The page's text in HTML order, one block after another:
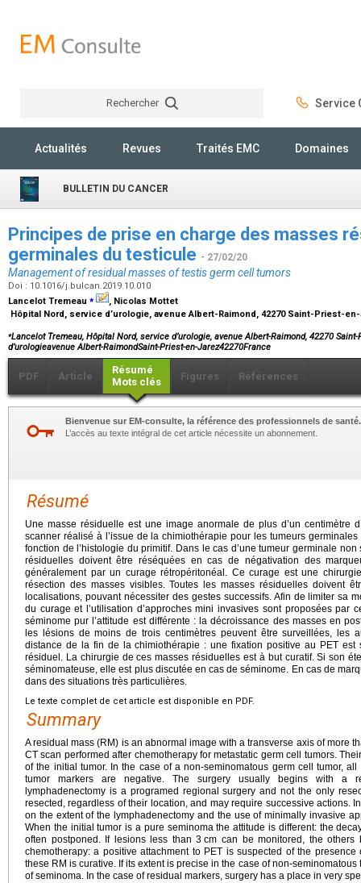
Rechercher Service
Actualités Revues Traités EMC Domaines
BULLETIN DU CANCER
Principes de prise en charge des masses
germinales du testicule - 27/02/20
Management of residual masses of testis germ cell tumors
Doi : 10.1016/j.bulcan.2019.10.010
Lancelot Tremeau ⁎
, Nicolas Mottet
Hôpital Nord, service d’urologie, avenue Albert-Raimond, 42270 Saint-Priest-
⁎Lancelot Tremeau, Hôpital Nord, service d’urologie, avenue Albert-Raimond, 42270
d’urologieavenue Albert-RaimondSaint-Priest-en-Jarez42270France
PDF Article
Résumé
Mots clés
Figures Références
Bienvenue sur EM-consulte, la référence des professionnels de santé.
L’accès au texte intégral de cet article nécessite un abonnement.
Résumé
Une masse résiduelle est une image anormale de plus d’un centimètre
scanner réalisé à l’issue de la chimiothérapie pour les tumeurs
fonction de l’histologie du primitif. Dans le cas d’une tumeur germinale
résiduelles doivent être réséquées en cas de négativation des
généralement par un curage rétropéritonéal. Ce curage est une
résection des masses visibles. Toutes les masses résiduelles doivent
localisations, pouvant nécessiter des gestes successifs. Afin de limiter sa
du curage et l’utilisation d’approches mini invasives sont proposées par
séminome pur l’attitude est différente : la décroissance des masses en
les lésions de moins de trois centimètres peuvent être surveillées, les
distance de la fin de la chimiothérapie : une fixation positive au PET est
résiduel. La chirurgie de ces masses résiduelles est à but curatif. Si son
séminomateuse, elle est plus discutée en cas de séminome. En cas de
dans des situations très particulières.
Le texte complet de cet article est disponible en PDF.
Summary
A residual mass (RM) is an abnormal image with a transverse axis of more
CT scan performed after chemotherapy for metastatic germ cell tumors.
of the initial tumor. In the case of a non-seminomatous germ cell tumor,
tumor markers are negative. The surgery usually begins with a
lymphadenectomy is a programed regional surgery and not the only
resected, regardless of their location, and may require successive actions.
on the extent of the lymphadenectomy and the use of minimally invasive
When the initial tumor is a pure seminoma the attitude is different: the
often postponed. If lesions less than 3 cm can be monitored, the
chemotherapy: a positive attachment to PET is suspected of the
these RM is curative. If its extent is precise in the case of non-
of seminoma. In the case of residual markers, surgery has a place in very